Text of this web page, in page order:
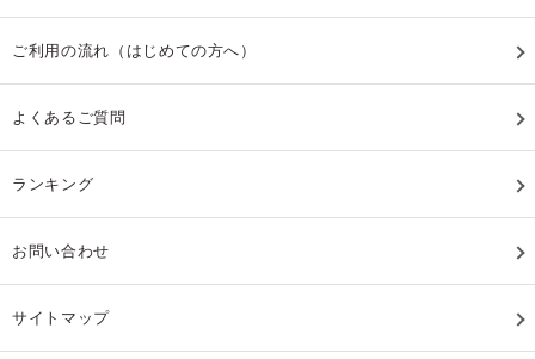
ご利用の流れ（はじめての方へ）
よくあるご質問
ランキング
お問い合わせ
サイトマップ